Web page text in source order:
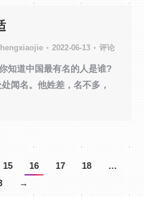
2022-06-13 评论
道中国最有名的人是谁?
闻名。他姓差，名不多，
15 16 17 18
…
→